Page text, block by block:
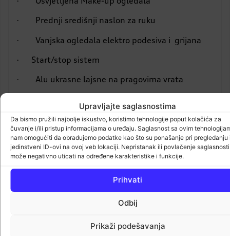
Upravljajte saglasnostima
Da bismo pružili najbolje iskustvo, koristimo tehnologije poput kolačića za
čuvanje i/ili pristup informacijama o uređaju. Saglasnost sa ovim
nam omogućiti da obrađujemo podatke kao što su ponašanje pri pregledanju
jedinstveni ID-ovi na ovoj veb lokaciji. Nepristanak ili povlačenje saglasnosti
može negativno uticati na određene karakteristike i funkcije.
Prihvati
Odbij
Prikaži podešavanja
· Prednji središnji naslon za ruku
· Vanjska ogledala elektro podesiva i grijana
· Start/stop sistem
· Alu ukrasne lajsne na pragovima vrata
· Tempomat sa programirajućim
limitatorom brzine
· Automatski klima uredjaj, 4 zone
· Bluetooth interface
· Presvlake sjedala Koža
· Ambijento osvjetljenje